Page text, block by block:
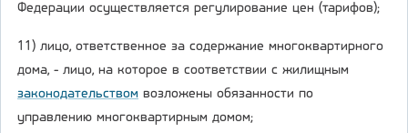
Федерации осуществляется регулирование цен (тарифов);
11) лицо, ответственное за содержание многоквартирного
дома, - лицо, на которое в соответствии с жилищным
законодательством возложены обязанности по
управлению многоквартирным домом;